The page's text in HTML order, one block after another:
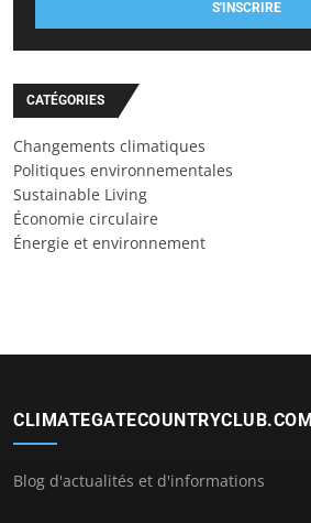
S'INSCRIRE
CATÉGORIES
Changements climatiques
Politiques environnementales
Sustainable Living
Économie circulaire
Énergie et environnement
CLIMATEGATECOUNTRYCLUB.COM
Blog d'actualités et d'informations